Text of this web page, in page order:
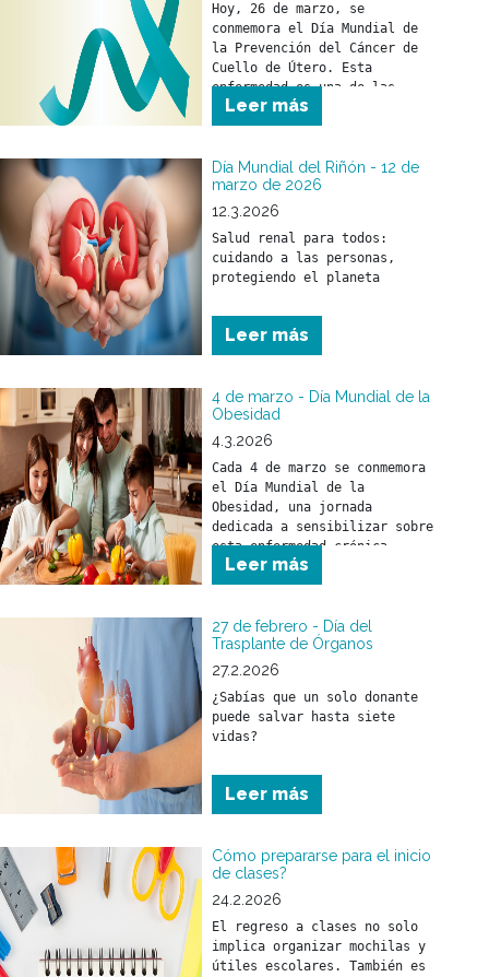
Hoy, 26 de marzo, se
conmemora el Día Mundial de
la Prevención del Cáncer de
Cuello de Útero. Esta
enfermedad es una de las
pocas que pueden prevenirse
si se toman medidas a tiempo.
Leer más
Día Mundial del Riñón - 12 de
marzo de 2026
12.3.2026
Salud renal para todos:
cuidando a las personas,
protegiendo el planeta
Leer más
4 de marzo - Día Mundial de la
Obesidad
4.3.2026
Cada 4 de marzo se conmemora
el Día Mundial de la
Obesidad, una jornada
dedicada a sensibilizar sobre
esta enfermedad crónica,
compleja y creciente que
afecta a cientos de millones
Leer más
27 de febrero - Día del
Trasplante de Órganos
27.2.2026
¿Sabías que un solo donante
puede salvar hasta siete
vidas?
Leer más
Cómo prepararse para el inicio
de clases?
24.2.2026
El regreso a clases no solo
implica organizar mochilas y
útiles escolares. También es